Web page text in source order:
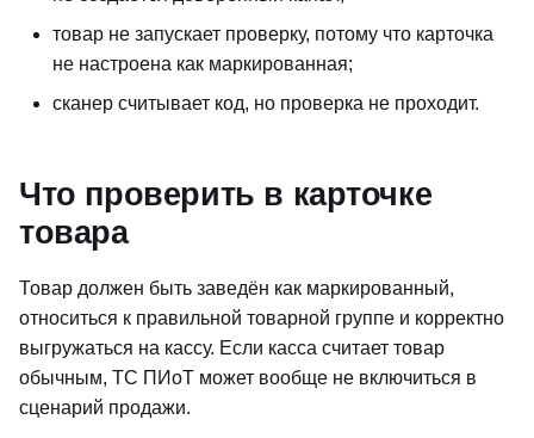
товар не запускает проверку, потому что карточка
не настроена как маркированная;
сканер считывает код, но проверка не проходит.
Что проверить в карточке
товара
Товар должен быть заведён как маркированный,
относиться к правильной товарной группе и корректно
выгружаться на кассу. Если касса считает товар
обычным, ТС ПИоТ может вообще не включиться в
сценарий продажи.